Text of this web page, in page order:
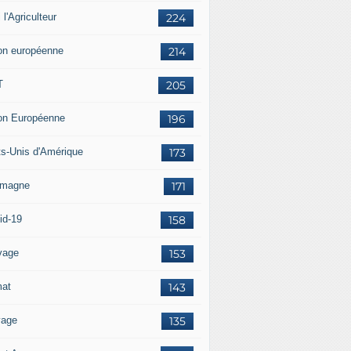
224
l'Agriculteur
214
européenne
205
196
Européenne
173
Unis d'Amérique
171
158
19
153
143
135